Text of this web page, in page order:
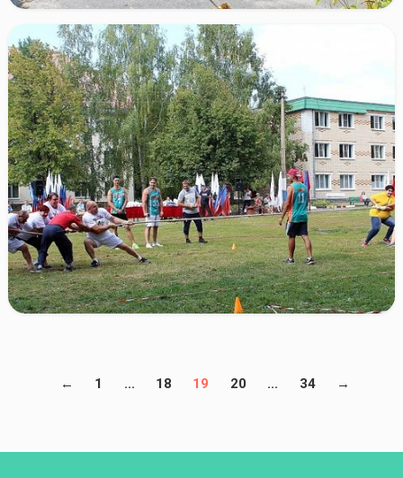
← 1 ... 18 19 20 ... 34 →